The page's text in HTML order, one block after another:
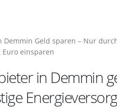
Geld sparen – Nur
einsparen
in Demmin